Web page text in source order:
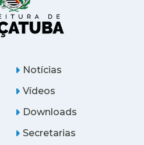
Notícias
Vídeos
Downloads
Secretarias